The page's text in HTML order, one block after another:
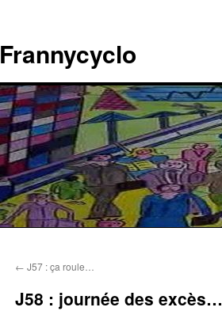
contenu
Frannycyclo
← J57 : ça roule…
J58 : journée des excès…